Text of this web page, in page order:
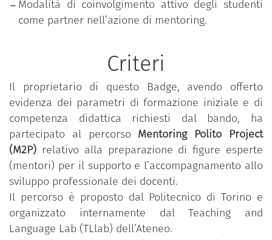
Modalità di coinvolgimento attivo degli studenti
come partner nell’azione di mentoring.
Criteri
Il proprietario di questo Badge, avendo offerto
evidenza dei parametri di formazione iniziale e di
competenza didattica richiesti dal bando, ha
partecipato al percorso Mentoring Polito Project
(M2P) relativo alla preparazione di figure esperte
(mentori) per il supporto e l’accompagnamento allo
sviluppo professionale dei docenti.
Il percorso è proposto dal Politecnico di Torino e
organizzato internamente dal Teaching and
Language Lab (TLlab) dell’Ateneo.